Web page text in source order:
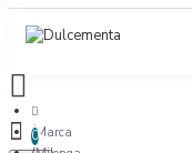
0Marca